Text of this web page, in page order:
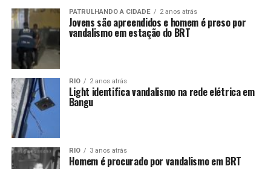
PATRULHANDO A CIDADE 2 anos atrás
Jovens são apreendidos e homem é preso por
vandalismo em estação do BRT
RIO 2 anos atrás
Light identifica vandalismo na rede elétrica em
Bangu
RIO 3 anos atrás
Homem é procurado por vandalismo em BRT